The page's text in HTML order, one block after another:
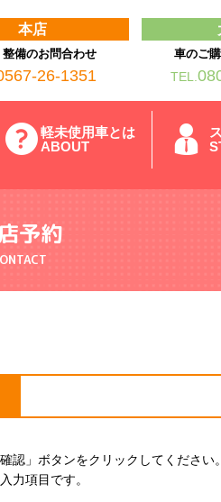
本店
整備のお問合わせ
26-1351
車のご
TEL.
軽未使用車とは
ABOUT
予約
認」ボタンをクリックしてください
力項目です。